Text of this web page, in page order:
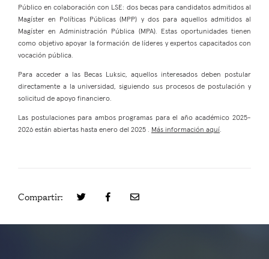
Público en colaboración con LSE: dos becas para candidatos admitidos al
Magíster en Políticas Públicas (MPP) y dos para aquellos admitidos al
Magíster en Administración Pública (MPA). Estas oportunidades tienen
como objetivo apoyar la formación de líderes y expertos capacitados con
vocación pública.
Para acceder a las Becas Luksic, aquellos interesados deben postular
directamente a la universidad, siguiendo sus procesos de postulación y
solicitud de apoyo financiero.
Las postulaciones para ambos programas para el año académico 2025-
2026 están abiertas hasta enero del 2025 . Más información aquí.
Compartir: